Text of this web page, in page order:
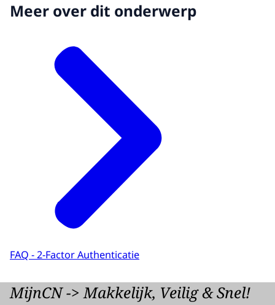
Meer over dit onderwerp
FAQ - 2-Factor Authenticatie
MijnCN -> Makkelijk, Veilig & Snel!